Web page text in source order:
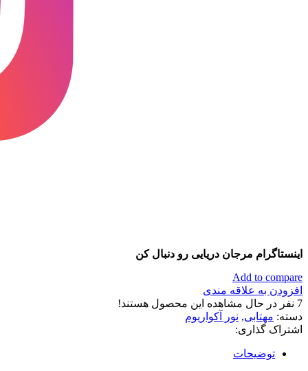
اینستاگرام مرجان دریایی رو دنبال کن
Add to compare
افزودن به علاقه مندی
7 نفر در حال مشاهده این محصول هستند!
دسته: مهتابی, نور آکواریوم
اشتراک گذاری:
توضیحات